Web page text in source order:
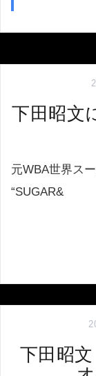
下田昭文
元WBA世界ス
“SUGAR&
下田昭文